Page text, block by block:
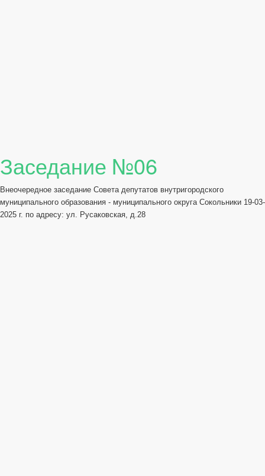
Заседание №06
Внеочередное заседание Совета депутатов внутригородского
муниципального образования - муниципального округа Сокольники 19-03-
2025 г. по адресу: ул. Русаковская, д.28